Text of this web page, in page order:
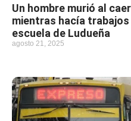
Un hombre murió al
mientras hacía trabajos
escuela de Ludueña
agosto 21, 2025